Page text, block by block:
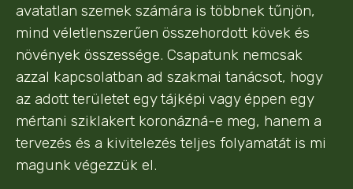
avatatlan szemek számára is többnek tűnjön,
mind véletlenszerűen összehordott kövek és
növények összessége. Csapatunk nemcsak
azzal kapcsolatban ad szakmai tanácsot, hogy
az adott területet egy tájképi vagy éppen egy
mértani sziklakert koronázná-e meg, hanem a
tervezés és a kivitelezés teljes folyamatát is mi
magunk végezzük el.